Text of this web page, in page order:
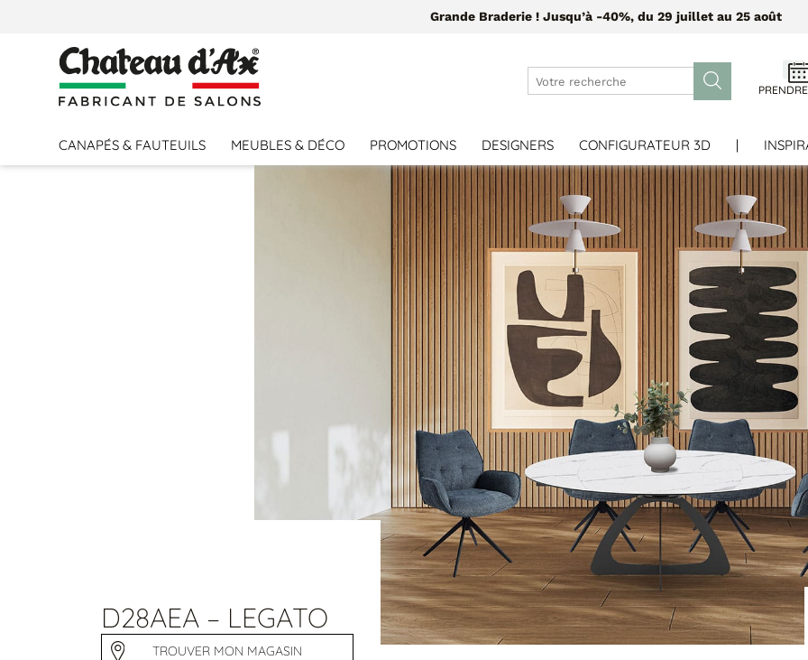
Grande Braderie ! Jusqu’à -40%, du 29 juillet au 25 août
CANAPÉS & FAUTEUILS MEUBLES & DÉCO PROMOTIONS DESIGNERS CONFIGURATEUR 3D |
D28AEA – LEGATO
TROUVER MON MAGASIN